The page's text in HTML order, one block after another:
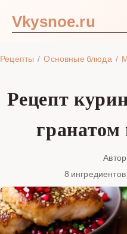
Vkysnoe.ru
Рецепты Основные блюда
Рецепт
8